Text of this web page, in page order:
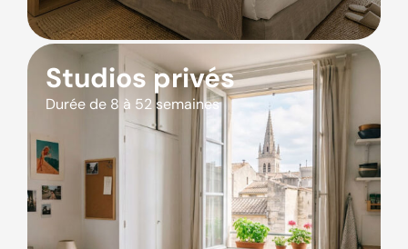
Studios privés
Durée de 8 à 52 semaines